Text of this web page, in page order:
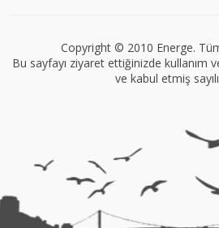
Tüm yazıları
Copyright © 2010 Energe. Tüm
Bu sayfayı ziyaret ettiğinizde kullanım
ve kabul etmiş